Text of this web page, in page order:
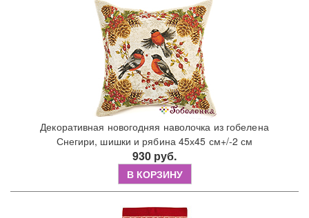
Декоративная новогодняя наволочка из гобелена
Снегири, шишки и рябина 45х45 см+/-2 см
930 руб.
В КОРЗИНУ